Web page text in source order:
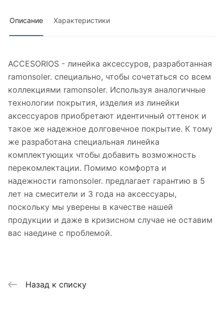
Описание Характеристики
ACCESORIOS - линейка аксессуров, разработанная
ramonsoler. специально, чтобы сочетаться со всем
коллекциями ramonsoler. Используя аналогичные
технологии покрытия, изделия из линейки
аксессуаров приобретают идентичный оттенок и
такое же надежное долговечное покрытие. К тому
же разработана специальная линейка
комплектующих чтобы добавить возможность
перекомлектации. Помимо комфорта и
надежности ramonsoler. предлагает гарантию в 5
лет на смесители и 3 года на аксессуары,
поскольку мы уверены в качестве нашей
продукции и даже в кризисном случае не оставим
вас наедине с проблемой.
Назад к списку